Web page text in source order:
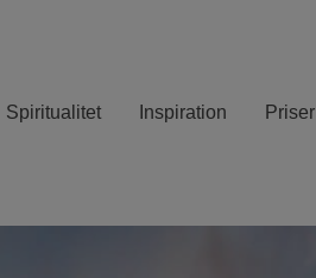
Spiritualitet Inspiration Priser